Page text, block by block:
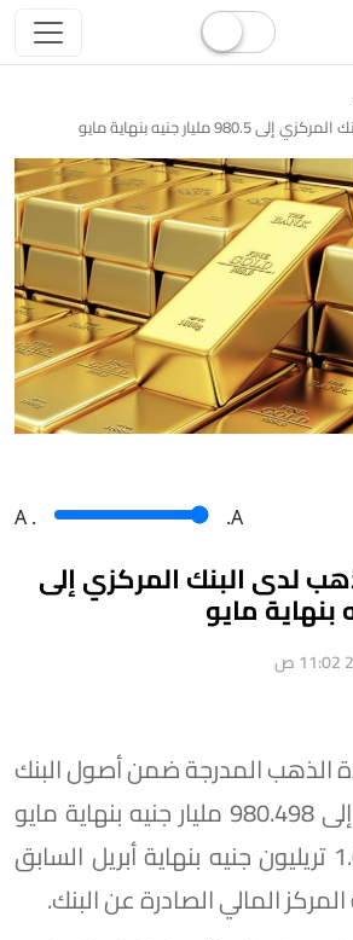
مليار جنيه بنهاية مايو
A . .A
لدى البنك المركزي إلى
الذهب المدرجة ضمن أصول البنك
المركزي المصري إلى 980.498 مليار جنيه بنهاية مايو
2026، مقابل 1.028 تريليون جنيه بنهاية أبريل السابق
المالي الصادرة عن البنك.